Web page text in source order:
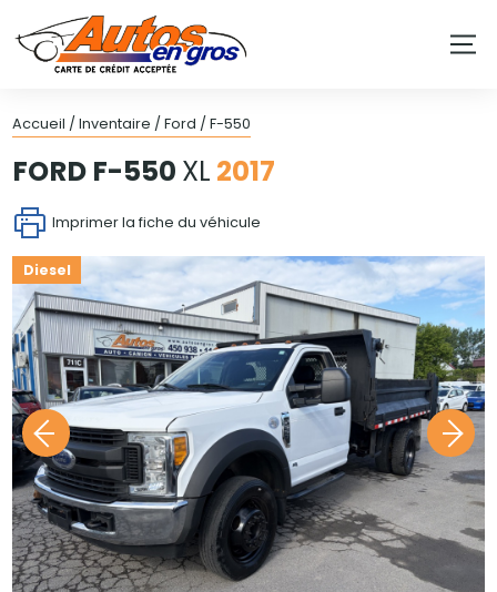
Accueil / Inventaire / Ford / F-550
FORD F-550 XL 2017
Imprimer la fiche du véhicule
Diesel